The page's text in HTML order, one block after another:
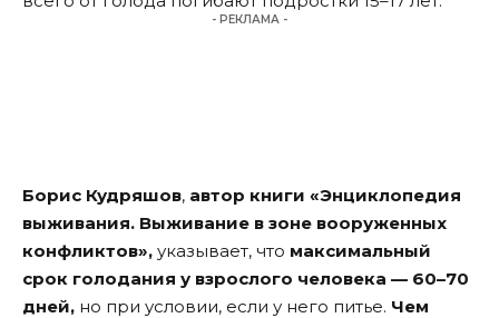
- РЕКЛАМА -
Борис Кудряшов, автор книги «Энциклопедия
выживания. Выживание в зоне вооруженных
конфликтов», указывает, что максимальный
срок голодания у взрослого человека — 60–70
дней, но при условии, если у него питье. Чем